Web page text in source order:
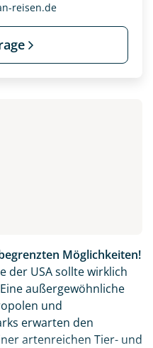
reisen.de
Möglichkeiten!
der USA sollte wirklich
außergewöhnliche
und
erwarten den
artenreichen Tier- und
uns sehr wichtig!
haben.